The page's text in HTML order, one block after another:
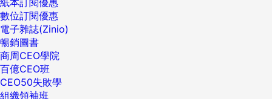
數位訂閱優惠
電子雜誌(Zinio)
暢銷圖書
商周CEO學院
百億CEO班
CEO50失敗學
組織領袖班